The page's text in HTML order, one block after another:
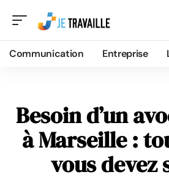
Communication Entreprise
Besoin d’un
à Marseille :
vous devez